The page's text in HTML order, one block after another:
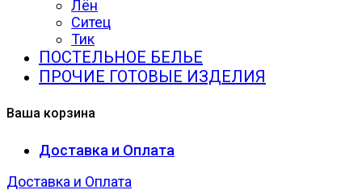
Лён
Ситец
Тик
ПОСТЕЛЬНОЕ БЕЛЬЕ
ПРОЧИЕ ГОТОВЫЕ ИЗДЕЛИЯ
Ваша корзина
Доставка и Оплата
Доставка и Оплата